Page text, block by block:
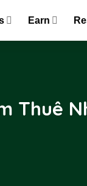
Earn
Thuê